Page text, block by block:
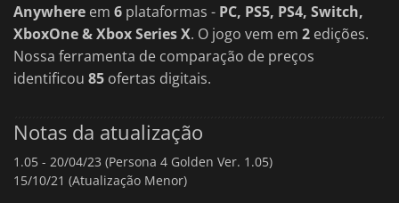
Anywhere em 6 plataformas - PC, PS5, PS4, Switch,
XboxOne & Xbox Series X. O jogo vem em 2 edições.
Nossa ferramenta de comparação de preços
identificou 85 ofertas digitais.
Notas da atualização
1.05 - 20/04/23 (Persona 4 Golden Ver. 1.05)
15/10/21 (Atualização Menor)